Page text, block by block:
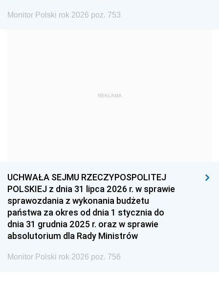
1975 1974
1959
1939 1938 1937
1936 1930
Monitor Polski rok 2026 poz. 753
REKLAMA
UCHWAŁA SEJMU RZECZYPOSPOLITEJ
POLSKIEJ z dnia 31 lipca 2026 r. w sprawie
sprawozdania z wykonania budżetu
państwa za okres od dnia 1 stycznia do
dnia 31 grudnia 2025 r. oraz w sprawie
absolutorium dla Rady Ministrów
Monitor Polski rok 2026 poz. 756